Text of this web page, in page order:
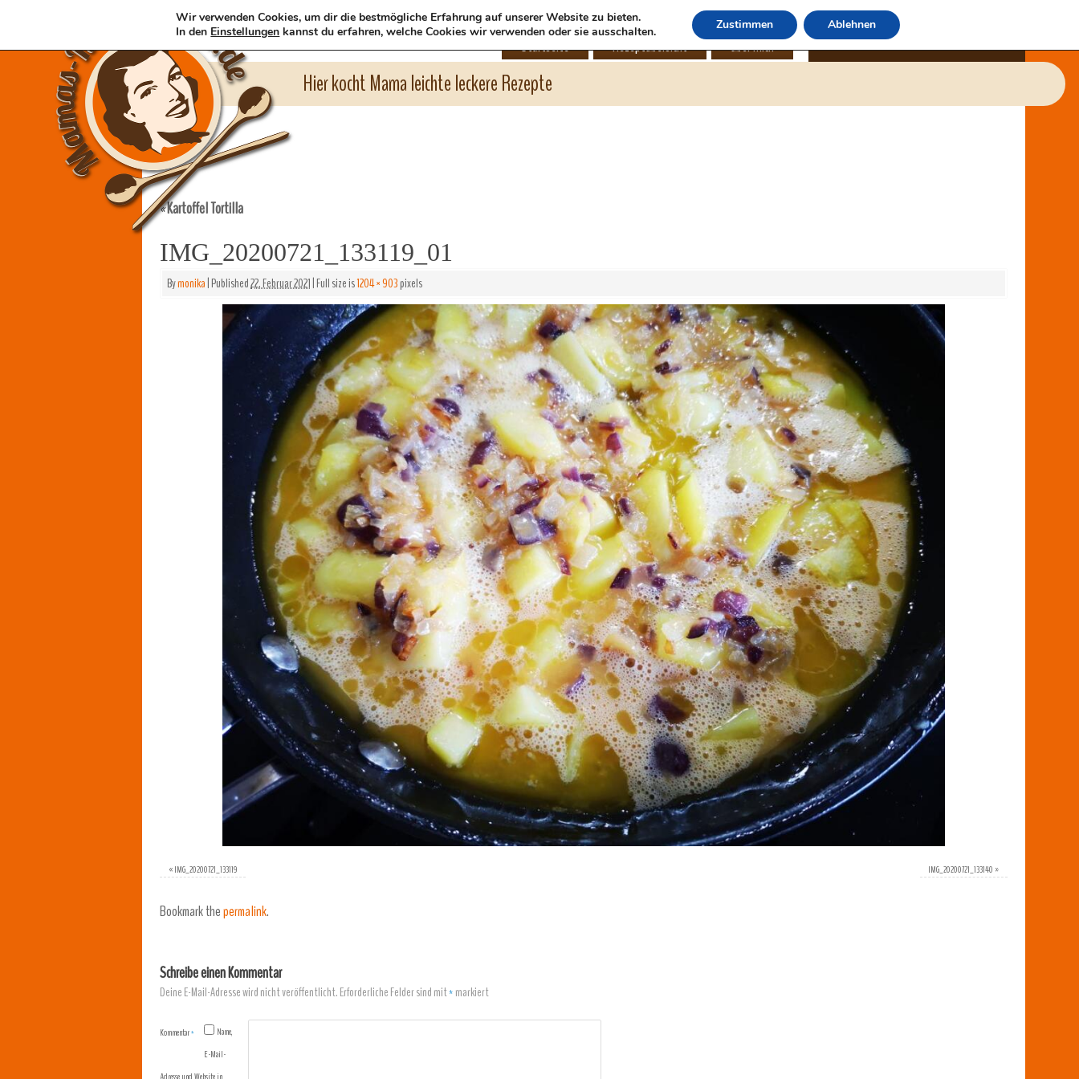
Hier kocht Mama leichte leckere Rezepte
Startseite Rezeptübersicht über mich
«Kartoffel Tortilla
IMG_20200721_133119_01
Bymonika|Published22. Februar 2021|Full size is1204 × 903pixels
«IMG_20200721_133119 IMG_20200721_133140 »
Bookmark thepermalink.
Schreibe einen Kommentar
Deine E-Mail-Adresse wird nicht veröffentlicht.Erforderliche Felder sind mit*markiert
Kommentar*
Name,
E-Mail-
Wir verwenden Cookies, um dir die bestmögliche Erfahrung auf unserer Website zu bieten.
In den Einstellungen kannst du erfahren, welche Cookies wir verwenden oder sie ausschalten. Zustimmen Ablehnen